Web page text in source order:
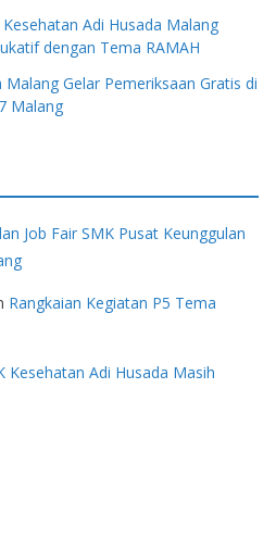
Adi Husada Malang
dengan Tema RAMAH
Gelar Pemeriksaan Gratis di
Malang
Job Fair SMK Pusat Keunggulan
Rangkaian Kegiatan P5 Tema
Kesehatan Adi Husada Masih